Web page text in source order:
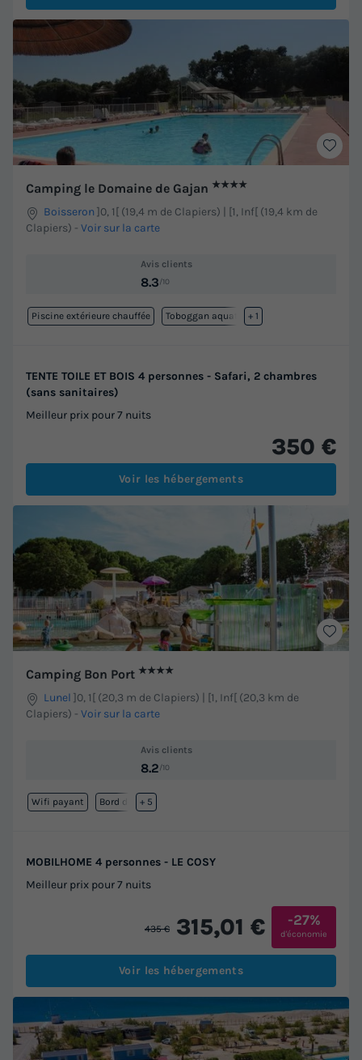
Camping le Domaine de Gajan ★★★★
Boisseron ]0, 1[ (19,4 m de Clapiers) | [1, Inf[ (19,4 km de
Clapiers) - Voir sur la carte
Avis clients
8.3/10
Piscine extérieure chauffée Toboggan aquatique
+ 1
TENTE TOILE ET BOIS 4 personnes - Safari, 2 chambres
(sans sanitaires)
Meilleur prix pour 7 nuits
350 €
Voir les hébergements
Camping Bon Port ★★★★
Lunel ]0, 1[ (20,3 m de Clapiers) | [1, Inf[ (20,3 km de
Clapiers) - Voir sur la carte
Avis clients
8.2/10
Wifi payant Bord de mer
+ 5
MOBILHOME 4 personnes - LE COSY
Meilleur prix pour 7 nuits
435 € 315,01 € -27%
d'économie
Voir les hébergements